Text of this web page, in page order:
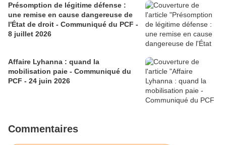
Présomption de légitime défense :
une remise en cause dangereuse de
l'État de droit - Communiqué du PCF -
8 juillet 2026
Affaire Lyhanna : quand la
mobilisation paie - Communiqué du
PCF - 24 juin 2026
Commentaires